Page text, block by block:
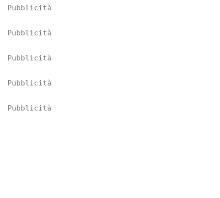
Pubblicità
Pubblicità
Pubblicità
Pubblicità
Pubblicità